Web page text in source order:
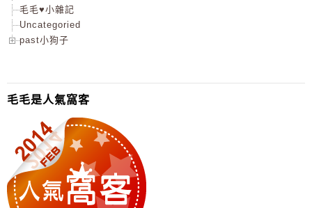
毛毛♥小雜記
Uncategoried
past小狗子
毛毛是人氣窩客